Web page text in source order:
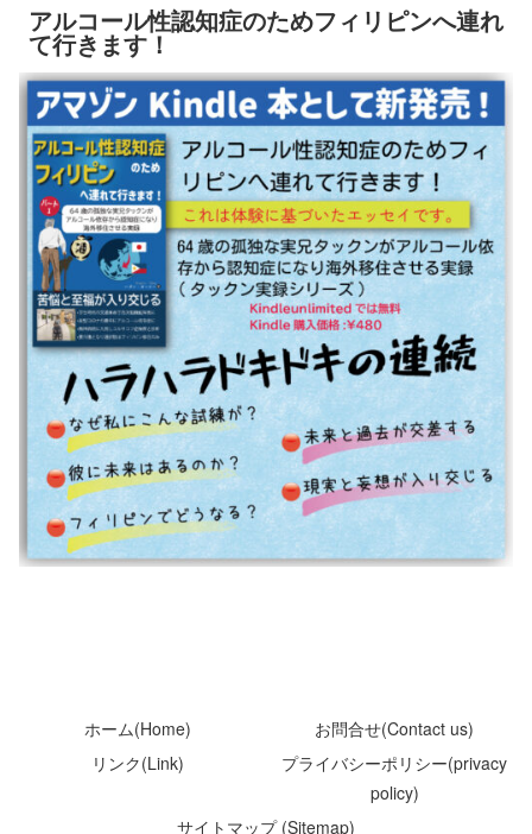
アルコール性認知症のためフィリピンへ連れ
て行きます！
ホーム(Home)
お問合せ(Contact us)
リンク(Link)
プライバシーポリシー(privacy
policy)
サイトマップ (Sitemap)